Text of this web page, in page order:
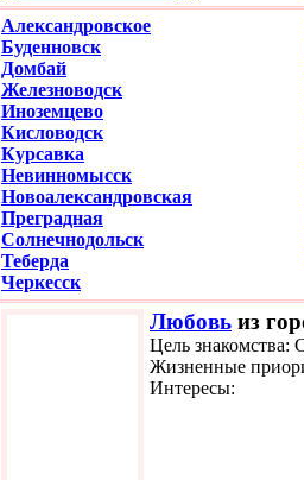
Александровское
Буденновск
Домбай
Железноводск
Иноземцево
Кисловодск
Курсавка
Невинномысск
Новоалександровская
Преградная
Солнечнодольск
Теберда
Черкесск
Любовь из
Цель знакомства:
Жизненные
Интересы: